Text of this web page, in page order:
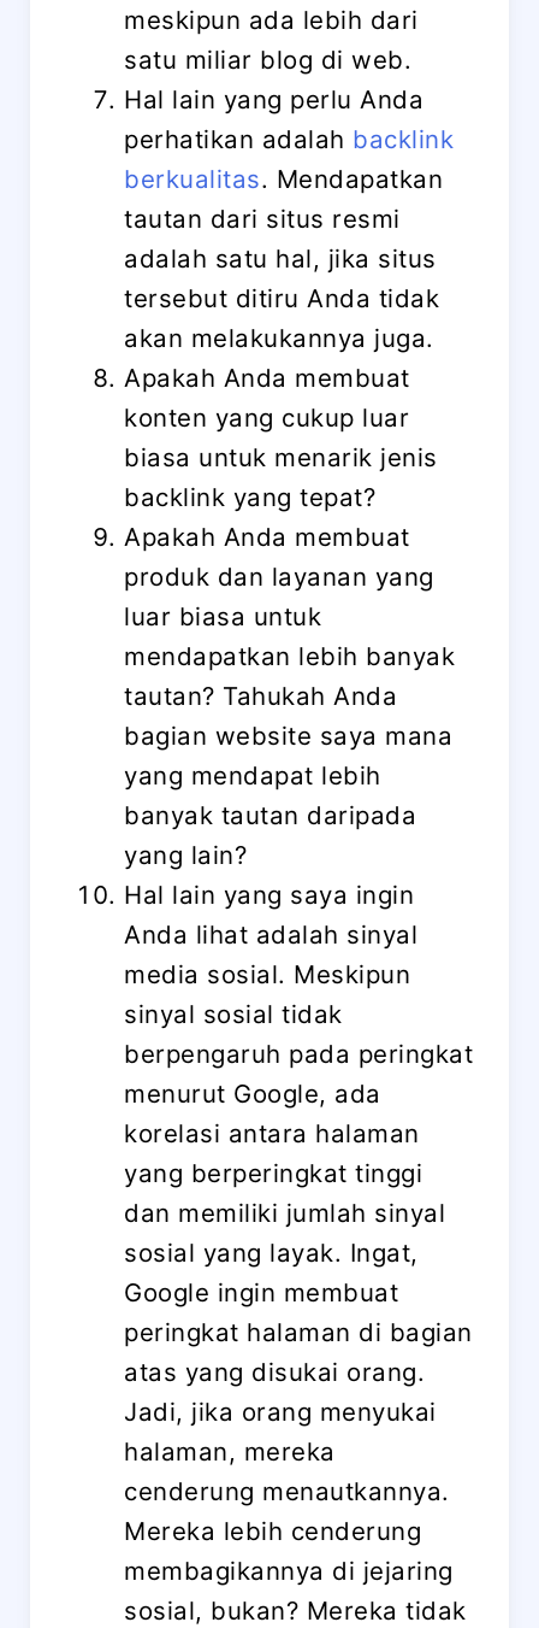
meskipun ada lebih dari
satu miliar blog di web.
Hal lain yang perlu Anda
perhatikan adalah backlink
berkualitas. Mendapatkan
tautan dari situs resmi
adalah satu hal, jika situs
tersebut ditiru Anda tidak
akan melakukannya juga.
Apakah Anda membuat
konten yang cukup luar
biasa untuk menarik jenis
backlink yang tepat?
Apakah Anda membuat
produk dan layanan yang
luar biasa untuk
mendapatkan lebih banyak
tautan? Tahukah Anda
bagian website saya mana
yang mendapat lebih
banyak tautan daripada
yang lain?
Hal lain yang saya ingin
Anda lihat adalah sinyal
media sosial. Meskipun
sinyal sosial tidak
berpengaruh pada peringkat
menurut Google, ada
korelasi antara halaman
yang berperingkat tinggi
dan memiliki jumlah sinyal
sosial yang layak. Ingat,
Google ingin membuat
peringkat halaman di bagian
atas yang disukai orang.
Jadi, jika orang menyukai
halaman, mereka
cenderung menautkannya.
Mereka lebih cenderung
membagikannya di jejaring
sosial, bukan? Mereka tidak